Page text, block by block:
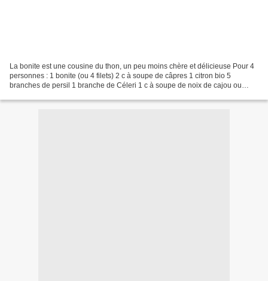
La bonite est une cousine du thon, un peu moins chère et délicieuse Pour 4
personnes : 1 bonite (ou 4 filets) 2 c à soupe de câpres 1 citron bio 5
branches de persil 1 branche de Céleri 1 c à soupe de noix de cajou ou